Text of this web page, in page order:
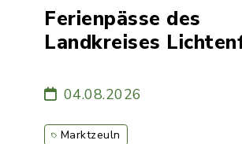
Ferienpässe des
Landkreises
04.08.2026
Marktzeuln